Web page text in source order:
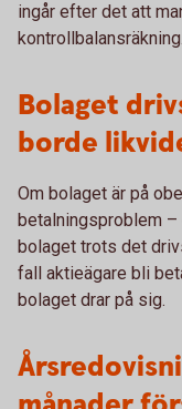
ingår efter det att
kontrollbalansräkning.
Bolaget
borde
Om bolaget är på
betalningsproblem –
bolaget trots det
fall aktieägare bli
bolaget drar på sig.